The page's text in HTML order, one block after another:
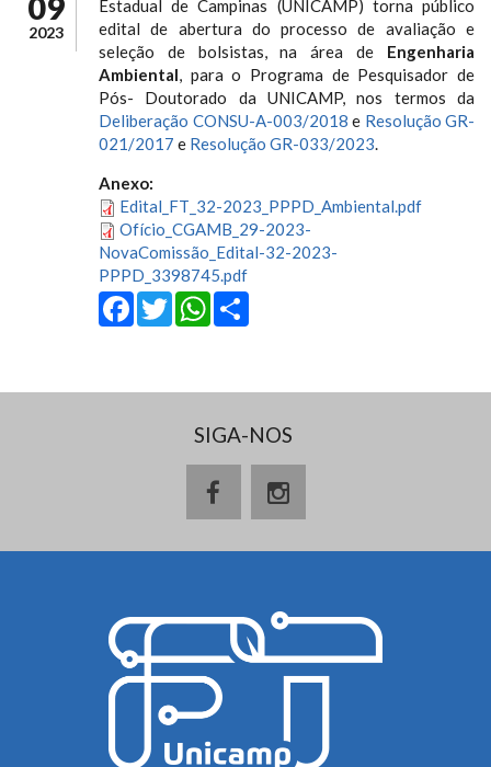
2023
Estadual de Campinas (UNICAMP) torna público
edital de abertura do processo de avaliação e
seleção de bolsistas, na área de Engenharia
Ambiental, para o Programa de Pesquisador de
Pós- Doutorado da UNICAMP, nos termos da
Deliberação CONSU-A-003/2018 e Resolução GR-
021/2017 e Resolução GR-033/2023.
Anexo:
Edital_FT_32-2023_PPPD_Ambiental.pdf
Ofício_CGAMB_29-2023-
NovaComissão_Edital-32-2023-
PPPD_3398745.pdf
Facebook
Twitter
WhatsApp
SIGA-NOS